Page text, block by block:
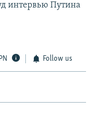
интервью Путина
Follow us